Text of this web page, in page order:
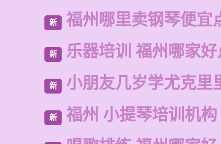
新 福州哪里卖钢琴便宜
新 乐器培训 福州哪家好
新 小朋友几岁学尤克里
新 福州 小提琴培训机构